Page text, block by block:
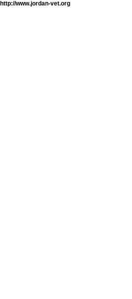
http://www.jordan-vet.org